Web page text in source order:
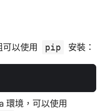
可以使用 pip 安裝：
環境，可以使用